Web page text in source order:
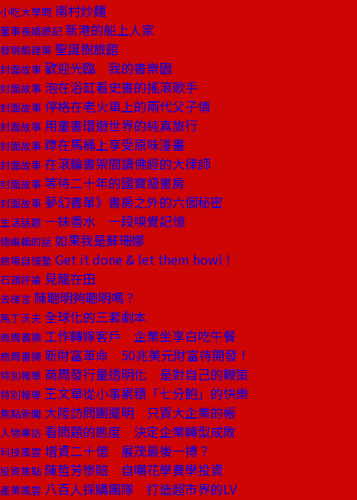
小吃大學問 南村炒麵
董事長嬉遊記 新港的船上人家
發現酷建築 聖誕樹旅館
封面故事 歡迎光臨 我的書樂園
封面故事 泡在浴缸看史書的搖滾歌手
封面故事 停格在老火車上的兩代父子情
封面故事 用童書環遊世界的純真旅行
封面故事 蹲在馬桶上享受原味漫畫
封面故事 在滾輪書架間讀佛經的大律師
封面故事 等待二十年的國寶級書房
封面故事 夢幻書單》書房之外的六個秘密
生活話題 一抹香水 一段嗅覺記憶
總編輯的話 如果我是蘇珊娜
商場自慢塾 Get it done & let them howl !
石頭評論 見龍在田
去梯言 陳聰明夠聰明嗎？
馬丁沃夫 全球化的三套劇本
商周書摘 工作轉嫁客戶 企業坐享白吃午餐
商周書摘 新財富革命 50兆美元財富待開發！
特別報導 商周發行量透明化 是對自己的鞭策
特別報導 王文華從小事累積「七分飽」的快樂
焦點新聞 大陸訪問團擺明 只買大企業的帳
人物專訪 看問題的態度 決定企業轉型成敗
科技風雲 增資二十億 展茂最後一搏？
投資焦點 陳哲芳慘賠 自嘲花學費學投資
產業風雲 八百人採購團隊 打造超市界的LV